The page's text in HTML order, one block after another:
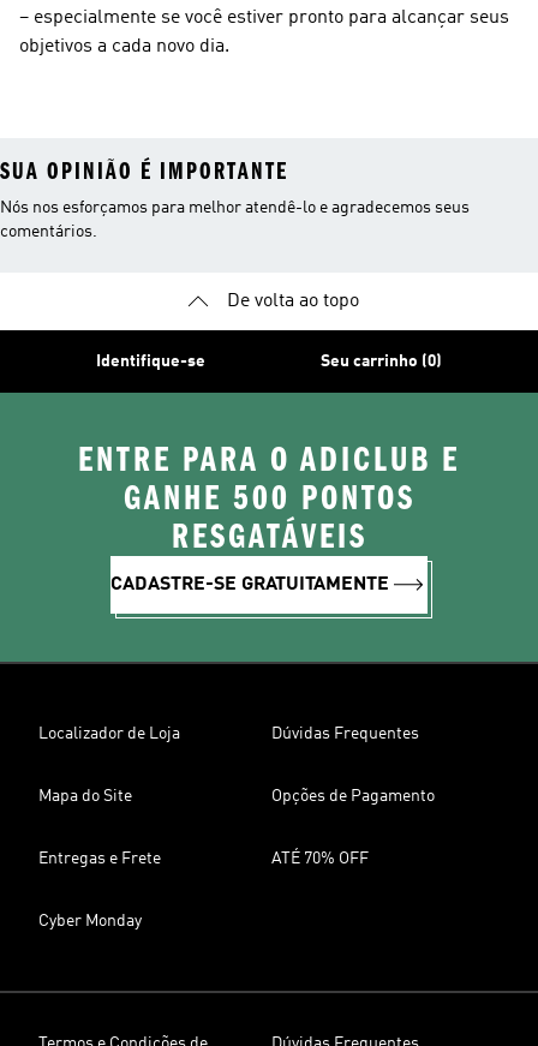
– especialmente se você estiver pronto para alcançar seus
objetivos a cada novo dia.
SUA OPINIÃO É IMPORTANTE
Nós nos esforçamos para melhor atendê-lo e agradecemos seus
comentários.
De volta ao topo
Identifique-se Seu carrinho (0)
ENTRE PARA O ADICLUB E
GANHE 500 PONTOS
RESGATÁVEIS
CADASTRE-SE GRATUITAMENTE
Localizador de Loja Dúvidas Frequentes
Mapa do Site Opções de Pagamento
Entregas e Frete ATÉ 70% OFF
Cyber Monday